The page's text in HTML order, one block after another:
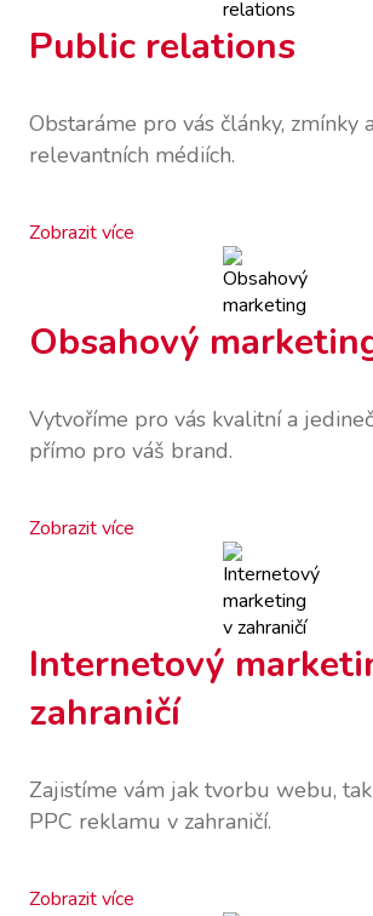
Public relations
Obstaráme pro vás články, zmínky
relevantních médiích.
Zobrazit více
Obsahový
Vytvoříme pro vás kvalitní a
přímo pro váš brand.
Zobrazit více
Internetový
zahraničí
Zajistíme vám jak tvorbu webu,
PPC reklamu v zahraničí.
Zobrazit více